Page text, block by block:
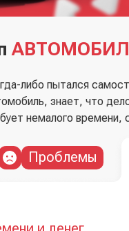
либо пытался
знает, что
немалого времени,
Проблемы